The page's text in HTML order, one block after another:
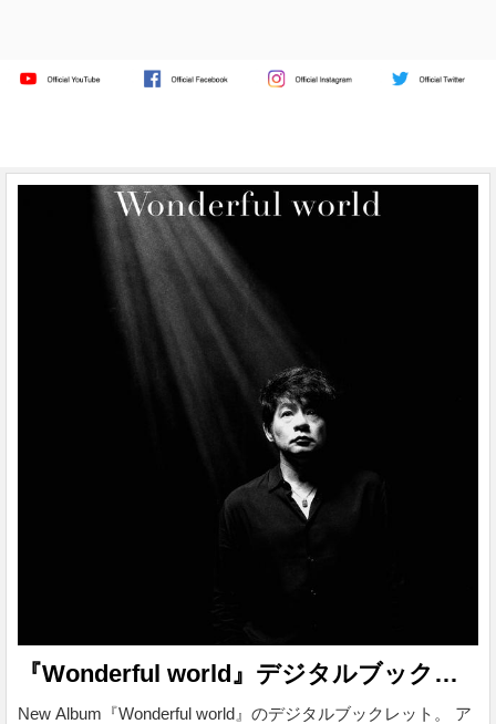
『Wonderful world』デジタルブックレット
New Album『Wonderful world』のデジタルブックレット。 ア